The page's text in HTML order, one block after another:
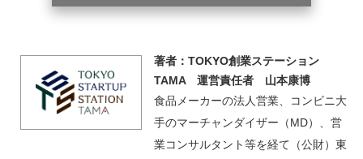
著者：TOKYO創業ステーション
TAMA 運営責任者 山本康博
食品メーカーの法人営業、コンビニ大
手のマーチャンダイザー（MD）、営
業コンサルタント等を経て（公財）東